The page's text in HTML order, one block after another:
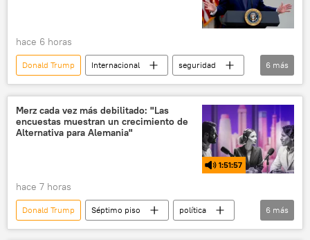
hace 6 horas
Donald Trump Internacional
seguridad
EEUU
Washington
Truth Social
Pentágono
Irán
THAAD (sistemas antimisiles)
6 más
Merz cada vez más debilitado: "Las
encuestas muestran un crecimiento de
Alternativa para Alemania"
1:51:57
hace 7 horas
Donald Trump Séptimo piso
política
Friedrich Merz
EEUU
Israel
6 más